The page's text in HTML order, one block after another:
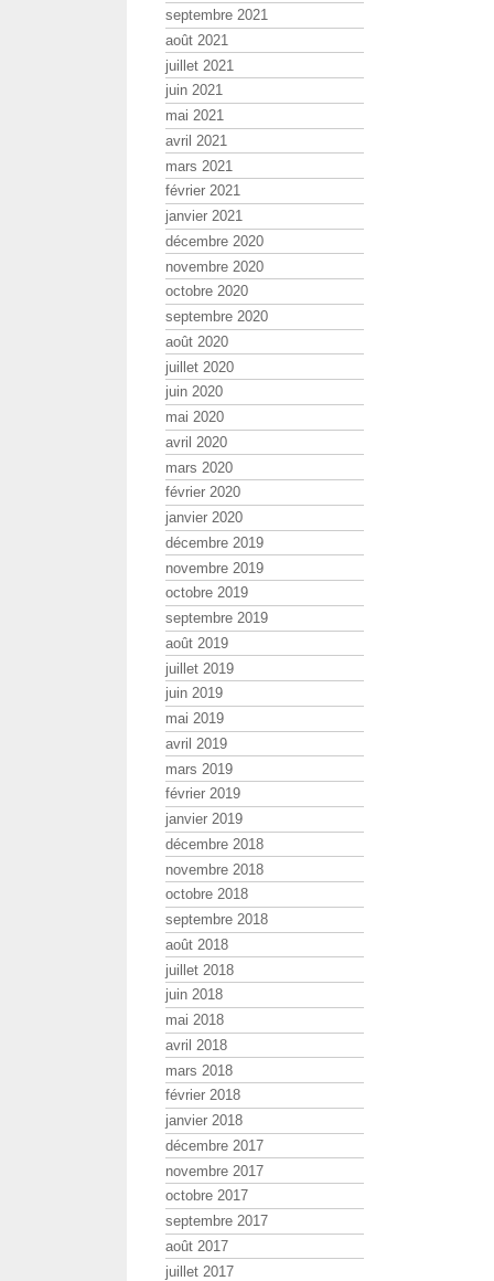
septembre 2021
août 2021
juillet 2021
juin 2021
mai 2021
avril 2021
mars 2021
février 2021
janvier 2021
décembre 2020
novembre 2020
octobre 2020
septembre 2020
août 2020
juillet 2020
juin 2020
mai 2020
avril 2020
mars 2020
février 2020
janvier 2020
décembre 2019
novembre 2019
octobre 2019
septembre 2019
août 2019
juillet 2019
juin 2019
mai 2019
avril 2019
mars 2019
février 2019
janvier 2019
décembre 2018
novembre 2018
octobre 2018
septembre 2018
août 2018
juillet 2018
juin 2018
mai 2018
avril 2018
mars 2018
février 2018
janvier 2018
décembre 2017
novembre 2017
octobre 2017
septembre 2017
août 2017
juillet 2017